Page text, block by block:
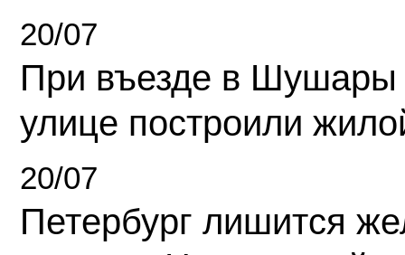
20/07
При въезде в Шушары
улице построили
20/07
Петербург лишится